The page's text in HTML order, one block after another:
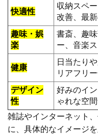
快適性
収納スペ
改善、最
趣味・娯
楽
書斎、趣
ー、音楽
健康
日当たり
リアフリ
デザイン
性
好みのイ
ゃれな空
雑誌やインターネット
に、具体的なイメージ